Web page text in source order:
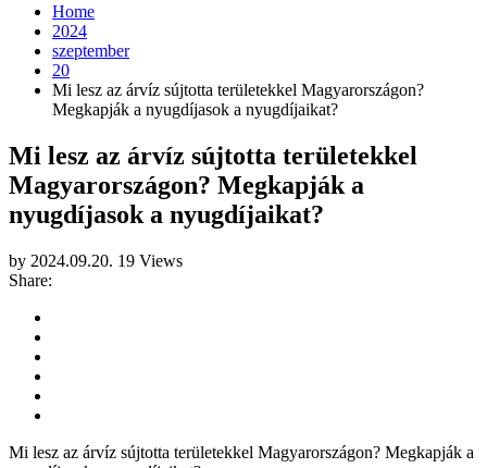
Home
2024
szeptember
20
Mi lesz az árvíz sújtotta területekkel Magyarországon?
Megkapják a nyugdíjasok a nyugdíjaikat?
Mi lesz az árvíz sújtotta területekkel
Magyarországon? Megkapják a
nyugdíjasok a nyugdíjaikat?
by 2024.09.20. 19 Views
Share:
Mi lesz az árvíz sújtotta területekkel Magyarországon? Megkapják a